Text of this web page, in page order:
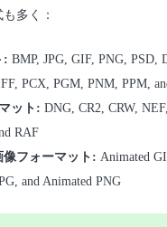
多く：
: BMP, JPG, GIF, PNG, PSD,
PCX, PGM, PNM, PPM,
ット: DNG, CR2, CRW,
RAF
フォーマット: Animated
and Animated PNG